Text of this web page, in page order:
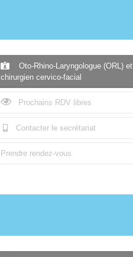
Oto-Rhino-Laryngologue (ORL) et
chirurgien cervico-facial
Prochains RDV libres
Contacter le secrétariat
Prendre rendez-vous